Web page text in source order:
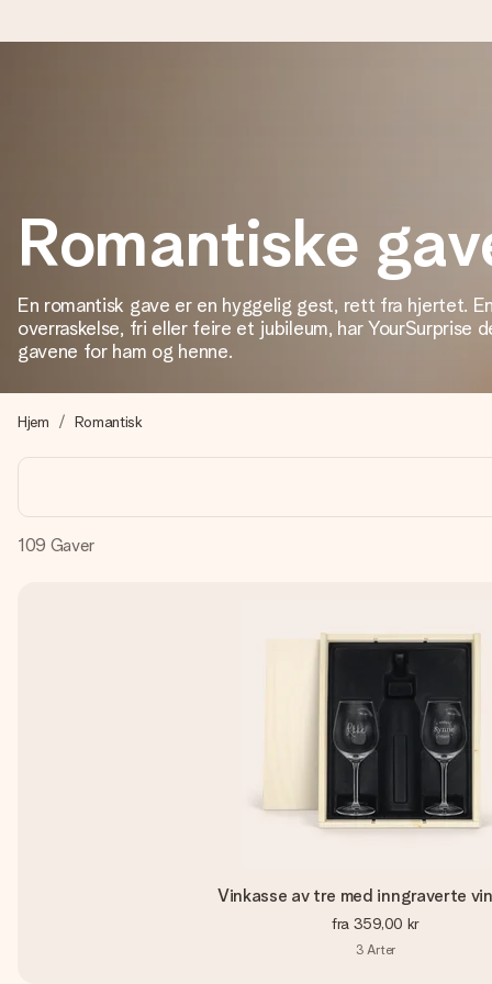
Vi lager dine gaver med omtanke og sender den avgårde så
4,5 (basert på +15 000 anmeldelser)
Gavene våre inspirerer. Kundene gir oss 4,5 på Google
Lag noe unikt med bare noen få steg - med hennes navn, et
øyeblikket.
Romantiske
En romantisk gave er en hyggelig gest, rett fra hjertet.
overraskelse, fri eller feire et jubileum, har YourSurprise
gavene for ham og henne.
Hjem Romantisk
109 Gaver
Vinkasse av tre med inngraverte
fra 359,00 kr
3 Arter